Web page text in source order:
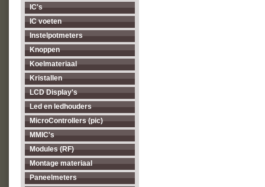
IC's
IC voeten
Instelpotmeters
Knoppen
Koelmateriaal
Kristallen
LCD Display's
Led en ledhouders
MicroControllers (pic)
MMIC's
Modules (RF)
Montage materiaal
Paneelmeters